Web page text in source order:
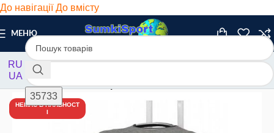
До навігаціїДо вмісту
МЕНЮ
RU
UA
Головна/ Чохли/ Неопрен
НЕМАЄ В НАЯВНОСТ
І